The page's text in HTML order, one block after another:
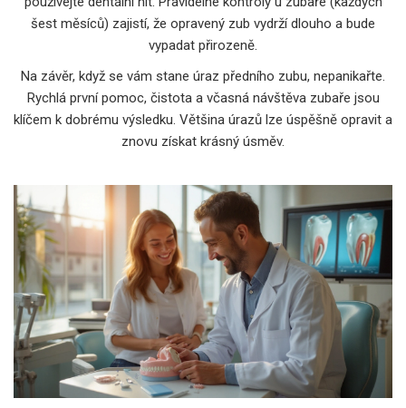
šest měsíců) zajistí, že opravený zub vydrží dlouho a bude
vypadat přirozeně.
Na závěr, když se vám stane úraz předního zubu, nepanikařte.
Rychlá první pomoc, čistota a včasná návštěva zubaře jsou
klíčem k dobrému výsledku. Většina úrazů lze úspěšně opravit a
znovu získat krásný úsměv.